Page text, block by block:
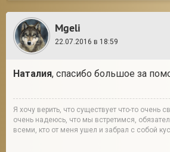
Mgeli
22.07.2016 в 18:59
Наталия, спасибо большое за
Я хочу верить, что существует что-то очень
очень надеюсь, что мы встретимся,
всеми, кто от меня ушел и забрал с собой